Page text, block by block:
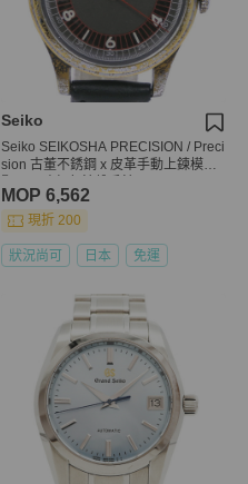
Seiko
Seiko SEIKOSHA PRECISION / Preci
sion 古董不銹鋼 x 皮革手動上鍊模擬
MOP 6,562
現折 200
狀況尚可 日本 免運